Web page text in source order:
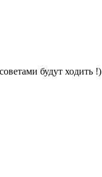
будут ходить !)